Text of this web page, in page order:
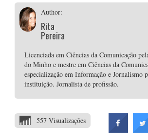
Author:
Rita
Pereira
Licenciada em Ciências da Comunicação
do Minho e mestre em Ciências da
especialização em Informação e Jornalismo
instituição. Jornalista de profissão.
557 Visualizações